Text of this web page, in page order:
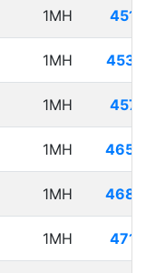
1MH
1MH
1MH
1MH
1MH
1MH